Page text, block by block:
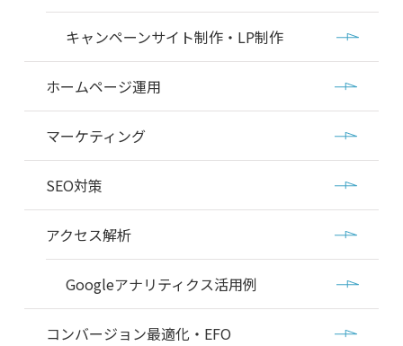
キャンペーンサイト制作・LP制作
ホームページ運用
マーケティング
SEO対策
アクセス解析
Googleアナリティクス活用例
コンバージョン最適化・EFO